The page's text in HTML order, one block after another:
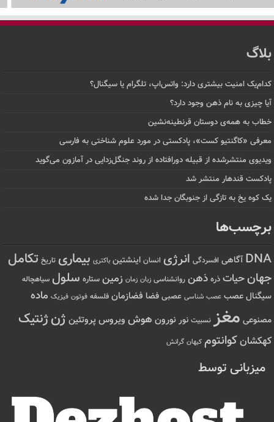
بلاگ
کدام‌یک امنیت بیشتری دارد: واتس‌اپ، تلگرام یا سیگنال؟
آیا چیزی به نام ذهن وجود دارد؟
خطاب به همه‌ی دوستان قرنطینه‌نشین
معرفی «کاگنتیو کست»، پادکستی در مورد علوم شناختی به فارسی
ویدیوی منتشرشده از قبیله دورافتاده‌ از روند جنگل‌زدایی در آمازون می‌گوید
پادکست قندهار منتشر شد
یک کوه یخ به تازگی از جنوبگان جدا شده
برچسب‌ها
DNA آگاهی افسردگی انرژی انسان اینشتین باکتری بیماری تاریخ تکامل
جهانحیات ذره ذهن روانشناسی زبان زمان زمین ستاره سلول سیاهچاله
سیگنال عصب عصب شناسی عصبی فضا فضازمان فلسفه فوتون فیزیک ماده
مصنوعی مغز نسبیت نور نورون هوش ویروس پروتئین ژنژنتیک
کهکشانکوانتوم کیهان گرانش
میزبانی توسط